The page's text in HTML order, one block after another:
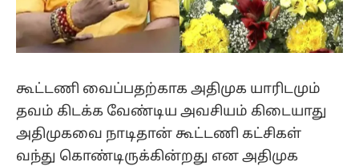
கூட்டணி வைப்பதற்காக அதிமுக யாரிடமும்
தவம் கிடக்க வேண்டிய அவசியம் கிடையாது
அதிமுகவை நாடிதான் கூட்டணி கட்சிகள்
வந்து கொண்டிருக்கின்றது என அதிமுக